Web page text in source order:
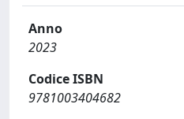
Anno
2023
Codice ISBN
9781003404682